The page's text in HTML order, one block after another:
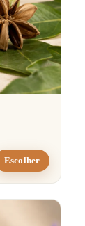
Escolher